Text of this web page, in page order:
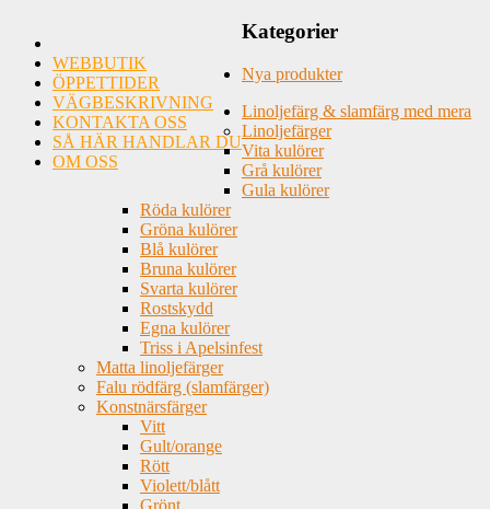
WEBBUTIK
ÖPPETTIDER
VÄGBESKRIVNING
KONTAKTA OSS
SÅ HÄR HANDLAR DU
OM OSS
Kategorier
Nya produkter
Linoljefärg & slamfärg med mera
Linoljefärger
Vita kulörer
Grå kulörer
Gula kulörer
Röda kulörer
Gröna kulörer
Blå kulörer
Bruna kulörer
Svarta kulörer
Rostskydd
Egna kulörer
Triss i Apelsinfest
Matta linoljefärger
Falu rödfärg (slamfärger)
Konstnärsfärger
Vitt
Gult/orange
Rött
Violett/blått
Grönt